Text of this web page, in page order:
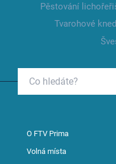
Pěstování
Tvarohové
O FTV Prima
Volná místa